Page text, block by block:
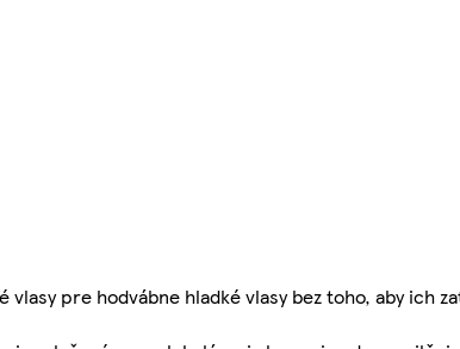
pre hodvábne hladké vlasy bez toho, aby ich